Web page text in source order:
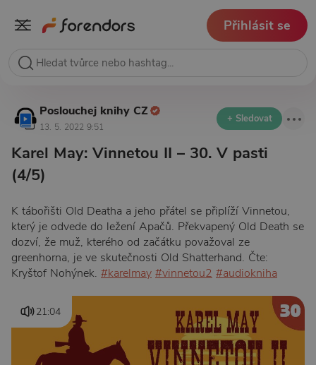
Přihlásit se
Poslouchej knihy CZ
13. 5. 2022 9:51
+ Sledovat
Karel May: Vinnetou II – 30. V pasti
(4/5)
K tábořišti Old Deatha a jeho přátel se připlíží Vinnetou,
který je odvede do ležení Apačů. Překvapený Old Death se
dozví, že muž, kterého od začátku považoval ze
greenhorna, je ve skutečnosti Old Shatterhand. Čte:
Kryštof Nohýnek. #karelmay #vinnetou2 #audiokniha
21:04